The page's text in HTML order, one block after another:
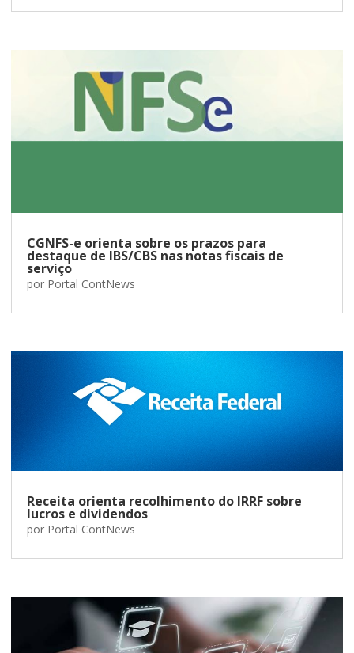
CGNFS-e orienta sobre os prazos para
destaque de IBS/CBS nas notas fiscais de
serviço
por Portal ContNews
Receita orienta recolhimento do IRRF sobre
lucros e dividendos
por Portal ContNews